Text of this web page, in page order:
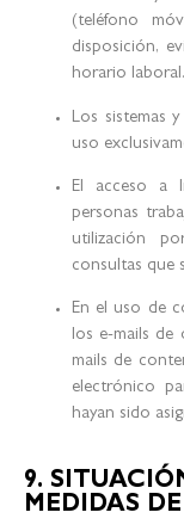
(teléfono
disposición,
horario laboral.
Los sistemas
uso
El acceso a
personas
utilización
consultas que
En el uso de
los e-mails de
mails de
electrónico
hayan sido
9.
MEDIDAS